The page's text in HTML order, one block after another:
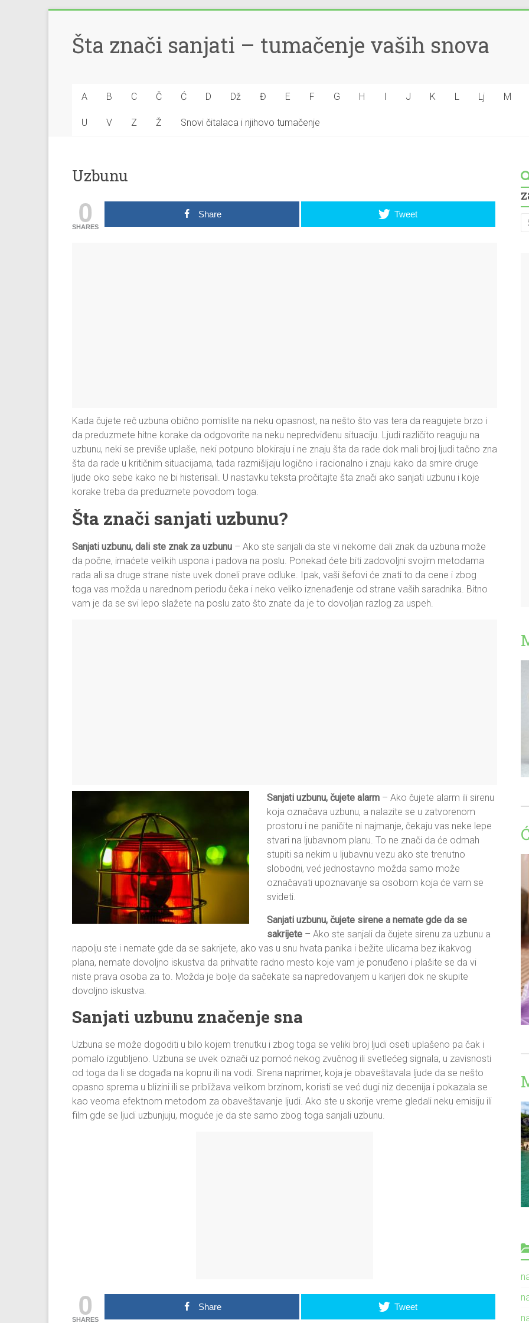
Šta znači sanjati – tumačenje vaših snova
A B C Č Ć D Dž Đ E F G H I J K L Lj M
U V Z Ž Snovi čitalaca i njihovo tumačenje
Uzbunu
0
SHARES
Share Tweet
Kada čujete reč uzbuna obično pomislite na neku opasnost, na nešto što vas tera da reagujete brzo i
da preduzmete hitne korake da odgovorite na neku nepredviđenu situaciju. Ljudi različito reaguju na
uzbunu, neki se previše uplaše, neki potpuno blokiraju i ne znaju šta da rade dok mali broj ljudi tačno zna
šta da rade u kritičnim situacijama, tada razmišljaju logično i racionalno i znaju kako da smire druge
ljude oko sebe kako ne bi histerisali. U nastavku teksta pročitajte šta znači ako sanjati uzbunu i koje
korake treba da preduzmete povodom toga.
Šta znači sanjati uzbunu?
Sanjati uzbunu, dali ste znak za uzbunu – Ako ste sanjali da ste vi nekome dali znak da uzbuna može
da počne, imaćete velikih uspona i padova na poslu. Ponekad ćete biti zadovoljni svojim metodama
rada ali sa druge strane niste uvek doneli prave odluke. Ipak, vaši šefovi će znati to da cene i zbog
toga vas možda u narednom periodu čeka i neko veliko iznenađenje od strane vaših saradnika. Bitno
vam je da se svi lepo slažete na poslu zato što znate da je to dovoljan razlog za uspeh.
Sanjati uzbunu, čujete alarm – Ako čujete alarm ili sirenu
koja označava uzbunu, a nalazite se u zatvorenom
prostoru i ne paničite ni najmanje, čekaju vas neke lepe
stvari na ljubavnom planu. To ne znači da će odmah
stupiti sa nekim u ljubavnu vezu ako ste trenutno
slobodni, već jednostavno možda samo može
označavati upoznavanje sa osobom koja će vam se
svideti.
Sanjati uzbunu, čujete sirene a nemate gde da se
sakrijete – Ako ste sanjali da čujete sirenu za uzbunu a
napolju ste i nemate gde da se sakrijete, ako vas u snu hvata panika i bežite ulicama bez ikakvog
plana, nemate dovoljno iskustva da prihvatite radno mesto koje vam je ponuđeno i plašite se da vi
niste prava osoba za to. Možda je bolje da sačekate sa napredovanjem u karijeri dok ne skupite
dovoljno iskustva.
Sanjati uzbunu značenje sna
Uzbuna se može dogoditi u bilo kojem trenutku i zbog toga se veliki broj ljudi oseti uplašeno pa čak i
pomalo izgubljeno. Uzbuna se uvek označi uz pomoć nekog zvučnog ili svetlećeg signala, u zavisnosti
od toga da li se događa na kopnu ili na vodi. Sirena naprimer, koja je obaveštavala ljude da se nešto
opasno sprema u blizini ili se približava velikom brzinom, koristi se već dugi niz decenija i pokazala se
kao veoma efektnom metodom za obaveštavanje ljudi. Ako ste u skorije vreme gledali neku emisiju ili
film gde se ljudi uzbunjuju, moguće je da ste samo zbog toga sanjali uzbunu.
0
SHARES
Share Tweet